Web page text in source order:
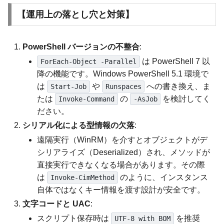
【運用上の落とし穴と対策】
PowerShell バージョンの不整合:
ForEach-Object -Parallel
は PowerShell 7 以
降の機能です。Windows PowerShell 5.1 環境で
は
Start-Job や Runspaces
への書き換え、ま
たは
Invoke-Command の -AsJob
を検討してく
ださい。
シリアル化による型情報の欠落:
遠隔実行（WinRM）を介すとオブジェクトがデ
シリアライズ（Deserialized）され、メソッドが
直接実行できなくなる場合があります。その際
は
Invoke-CimMethod
のように、インスタンス
自体ではなくキー情報を渡す設計が安全です。
文字コードと UAC:
スクリプト保存時は
UTF-8 with BOM を推奨